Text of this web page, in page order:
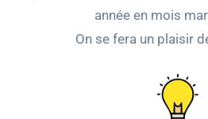
année en mois
On se fera un plaisir